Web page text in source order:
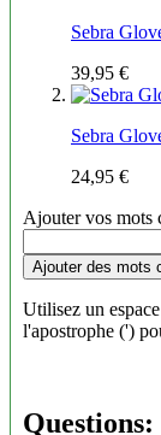
Sebra
39,95 €
Sebra
24,95 €
Ajouter vos mots
Ajouter des mots
Utilisez un
l'apostrophe (')
Questions: